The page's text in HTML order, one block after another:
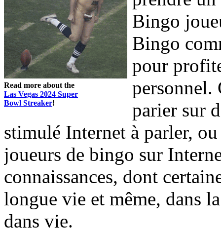
Read more about the
Las Vegas 2024 Super
Bowl Streaker!
Bingo
Bingo
pour
personnel.
parier sur
stimulé Internet à parler,
joueurs de bingo sur
connaissances, dont
longue vie et même, dans
dans vie.